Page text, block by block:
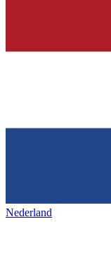
Nederland